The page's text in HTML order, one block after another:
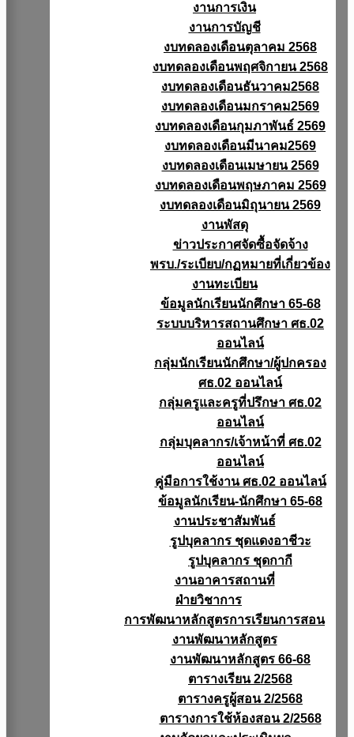
งานการเงิน
งานการบัญชี
งบทดลองเดือนตุลาคม 2568
งบทดลองเดือนพฤศจิกายน 2568
งบทดลองเดือนธันวาคม2568
งบทดลองเดือนมกราคม2569
งบทดลองเดือนกุมภาพันธ์ 2569
งบทดลองเดือนมีนาคม2569
งบทดลองเดือนเมษายน 2569
งบทดลองเดือนพฤษภาคม 2569
งบทดลองเดือนมิถุนายน 2569
งานพัสดุ
ข่าวประกาศจัดซื้อจัดจ้าง
พรบ./ระเบียบ/กฏหมายที่เกี่ยวข้อง
งานทะเบียน
ข้อมูลนักเรียนนักศึกษา 65-68
ระบบบริหารสถานศึกษา ศธ.02
ออนไลน์
กลุ่มนักเรียนนักศึกษา/ผู้ปกครอง
ศธ.02 ออนไลน์
กลุ่มครูและครูที่ปรึกษา ศธ.02
ออนไลน์
กลุ่มบุคลากร/เจ้าหน้าที่ ศธ.02
ออนไลน์
คู่มือการใช้งาน ศธ.02 ออนไลน์
ข้อมูลนักเรียน-นักศึกษา 65-68
งานประชาสัมพันธ์
รูปบุคลากร ชุดแดงอาชีวะ
รูปบุคลากร ชุดกากี
งานอาคารสถานที่
ฝ่ายวิชาการ
การพัฒนาหลักสูตรการเรียนการสอน
งานพัฒนาหลักสูตร
งานพัฒนาหลักสูตร 66-68
ตารางเรียน 2/2568
ตารางครูผู้สอน 2/2568
ตารางการใช้ห้องสอน 2/2568